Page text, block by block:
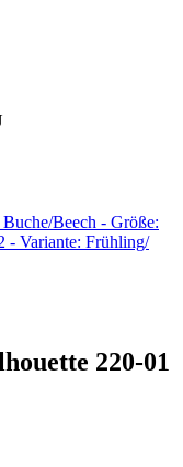
Beech - Größe:
- Variante: Frühling/
220-01